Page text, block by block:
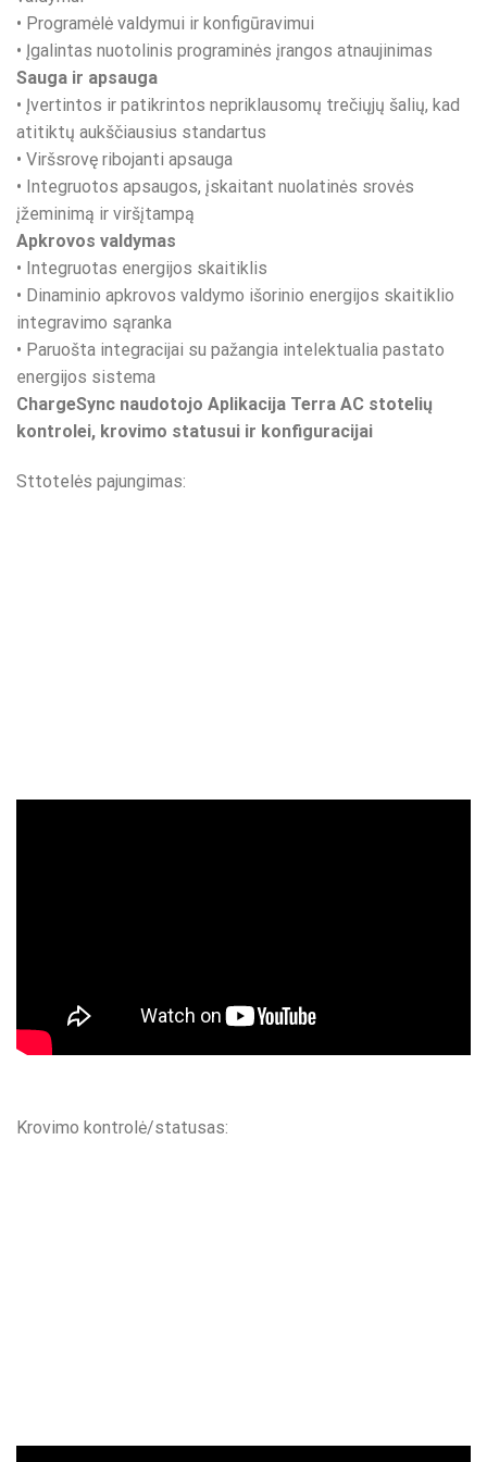
• Programėlė valdymui ir konfigūravimui
• Įgalintas nuotolinis programinės įrangos atnaujinimas
Sauga ir apsauga
• Įvertintos ir patikrintos nepriklausomų trečiųjų šalių, kad
atitiktų aukščiausius standartus
• Viršsrovę ribojanti apsauga
• Integruotos apsaugos, įskaitant nuolatinės srovės
įžeminimą ir viršįtampą
Apkrovos valdymas
• Integruotas energijos skaitiklis
• Dinaminio apkrovos valdymo išorinio energijos skaitiklio
integravimo sąranka
• Paruošta integracijai su pažangia intelektualia pastato
energijos sistema
ChargeSync naudotojo Aplikacija Terra AC stotelių
kontrolei, krovimo statusui ir konfiguracijai
Sttotelės pajungimas:
Krovimo kontrolė/statusas: